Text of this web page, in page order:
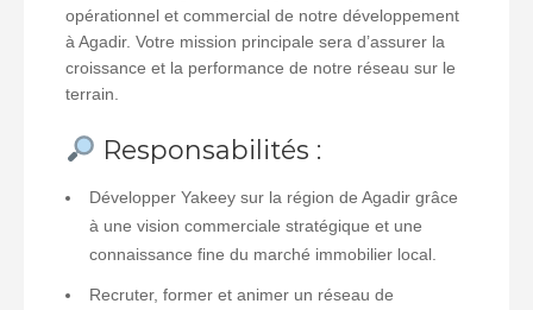
opérationnel et commercial de notre développement
à Agadir. Votre mission principale sera d’assurer la
croissance et la performance de notre réseau sur le
terrain.
Responsabilités :
Développer Yakeey sur la région de Agadir grâce
à une vision commerciale stratégique et une
connaissance fine du marché immobilier local.
Recruter, former et animer un réseau de